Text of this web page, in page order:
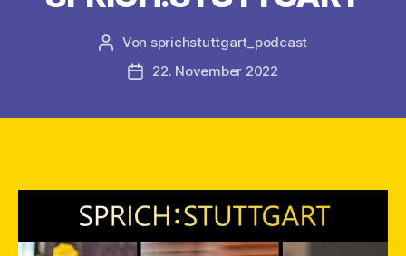
Beitragsautor
Von sprichstuttgart_podcast
Veröffentlichungsdatum
22. November 2022